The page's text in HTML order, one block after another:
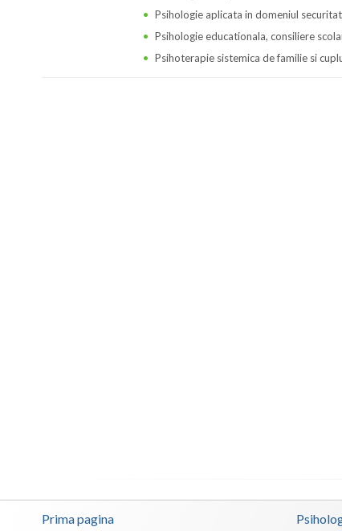
Psihologie aplicata in domeniul
Psihologie educationala, consiliere
Psihoterapie sistemica de familie si
Prima pagina